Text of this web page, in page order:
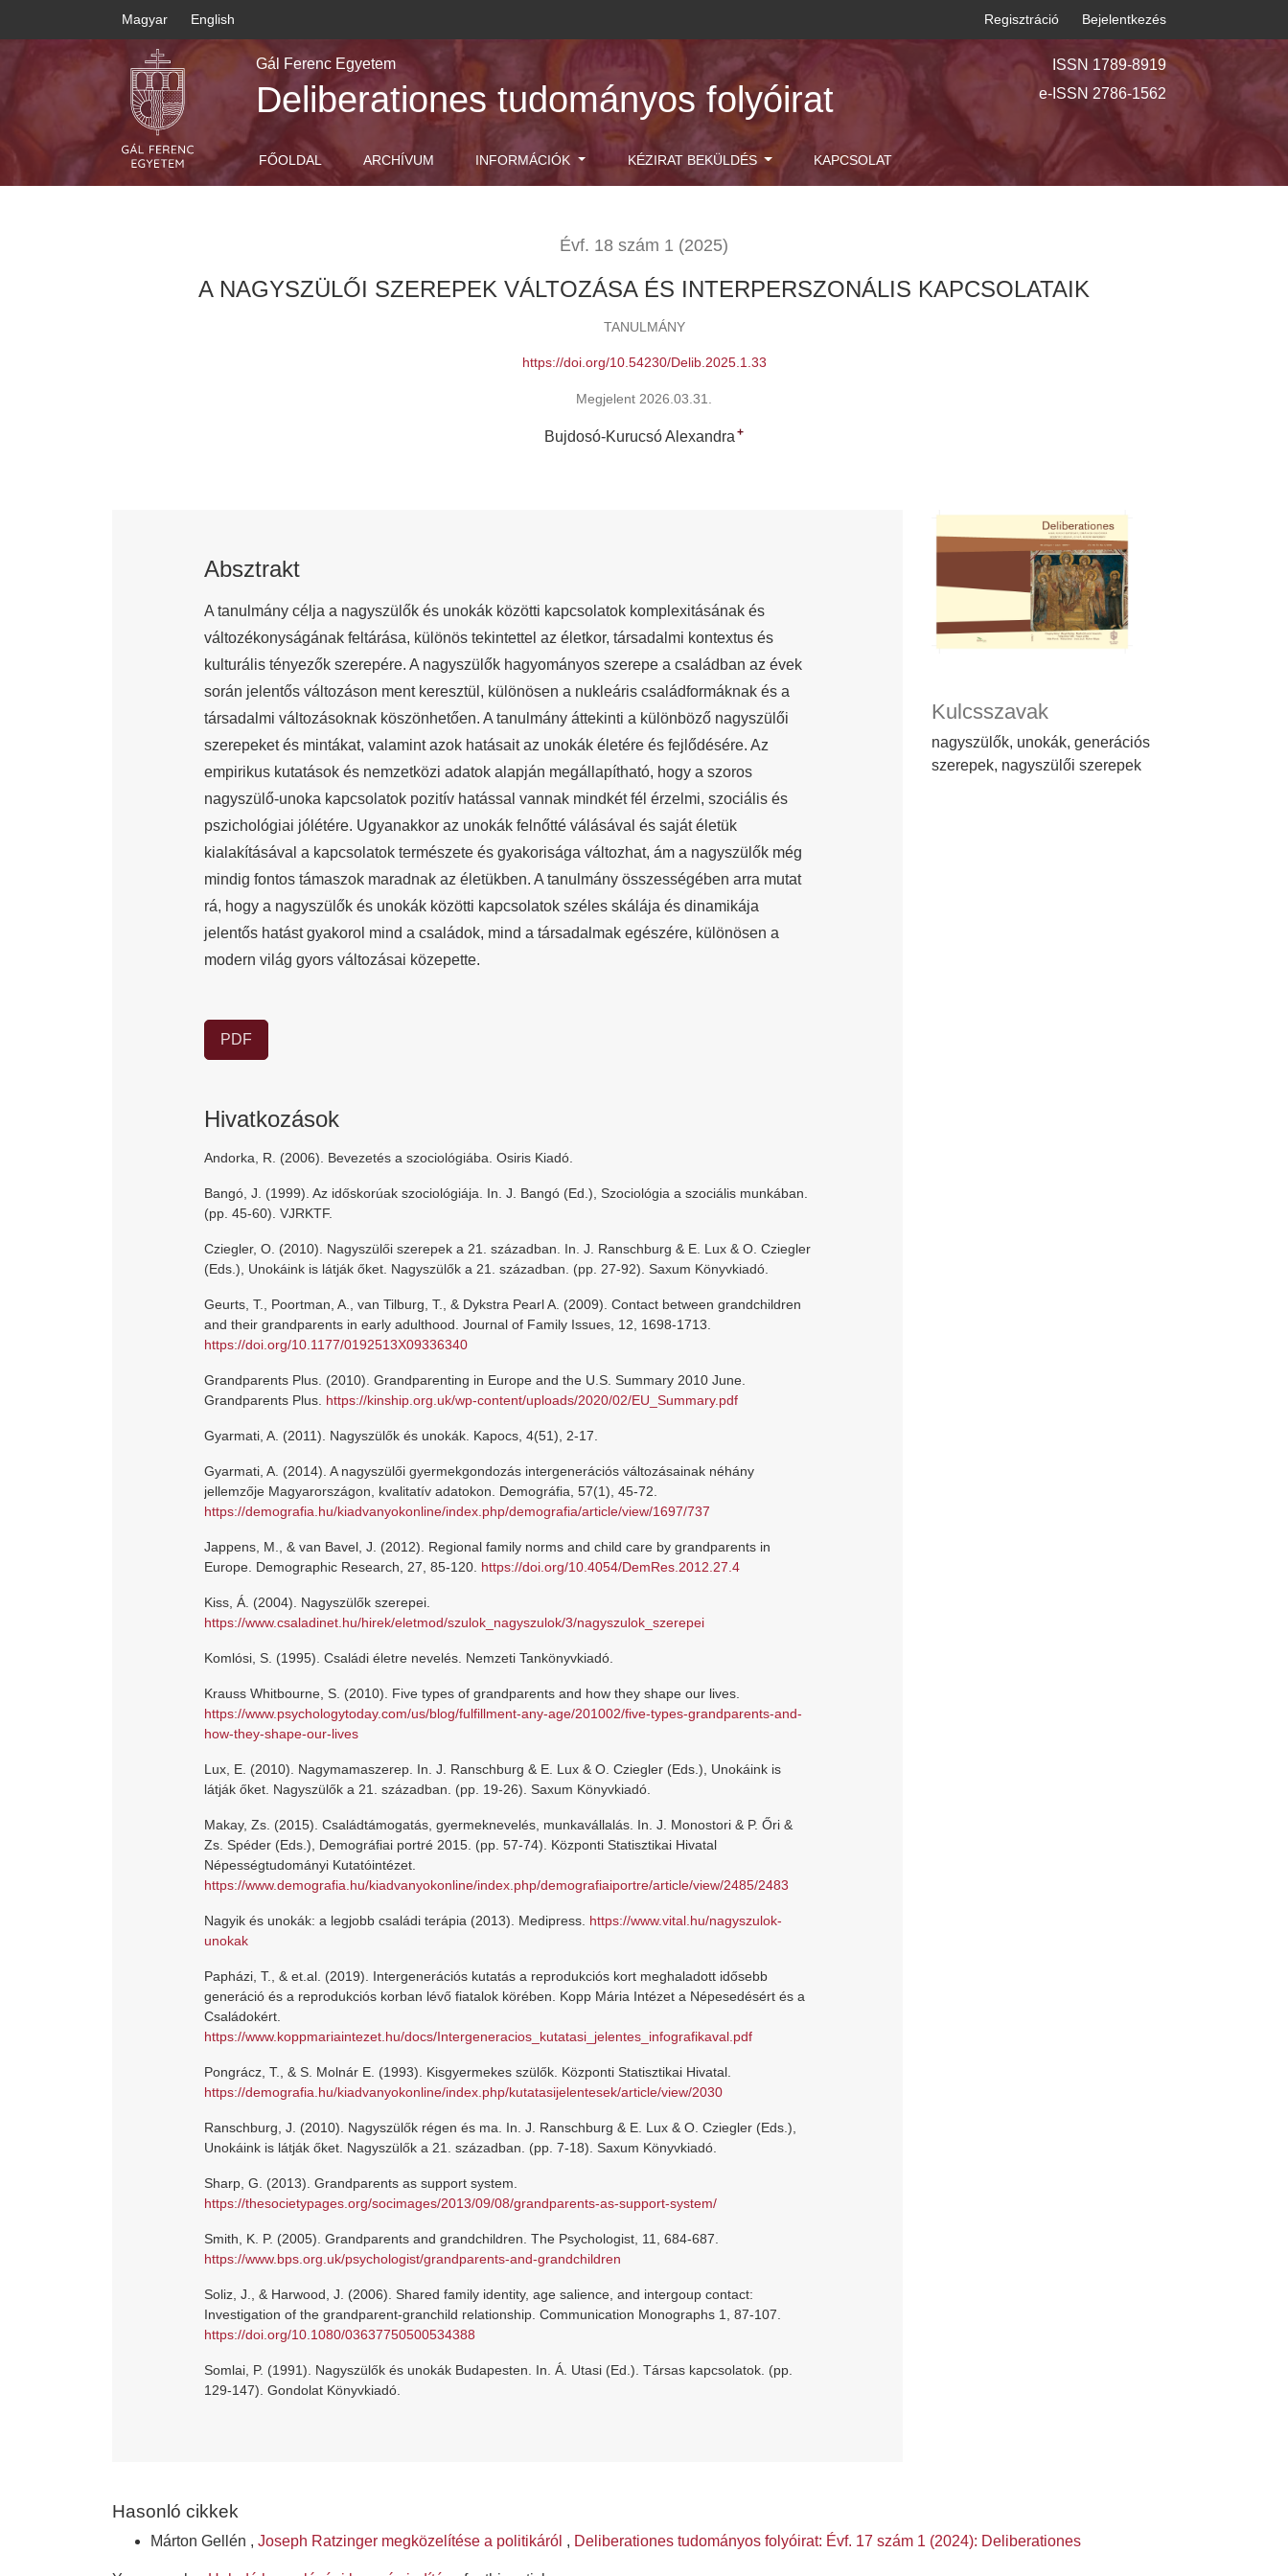
Magyar English Regisztráció Bejelentkezés
Gál Ferenc Egyetem
Deliberationes tudományos folyóirat
FŐOLDAL ARCHÍVUM INFORMÁCIÓK KÉZIRAT BEKÜLDÉS KAPCSOLAT
ISSN 1789-8919
e-ISSN 2786-1562
Évf. 18 szám 1 (2025)
A NAGYSZÜLŐI SZEREPEK VÁLTOZÁSA ÉS INTERPERSZONÁLIS KAPCSOLATAIK
TANULMÁNY
https://doi.org/10.54230/Delib.2025.1.33
Megjelent 2026.03.31.
Bujdosó-Kurucsó Alexandra +
Kulcsszavak
nagyszülők, unokák, generációs
szerepek, nagyszülői szerepek
Absztrakt
A tanulmány célja a nagyszülők és unokák közötti kapcsolatok komplexitásának és
változékonyságának feltárása, különös tekintettel az életkor, társadalmi kontextus és
kulturális tényezők szerepére. A nagyszülők hagyományos szerepe a családban az évek
során jelentős változáson ment keresztül, különösen a nukleáris családformáknak és a
társadalmi változásoknak köszönhetően. A tanulmány áttekinti a különböző nagyszülői
szerepeket és mintákat, valamint azok hatásait az unokák életére és fejlődésére. Az
empirikus kutatások és nemzetközi adatok alapján megállapítható, hogy a szoros
nagyszülő-unoka kapcsolatok pozitív hatással vannak mindkét fél érzelmi, szociális és
pszichológiai jólétére. Ugyanakkor az unokák felnőtté válásával és saját életük
kialakításával a kapcsolatok természete és gyakorisága változhat, ám a nagyszülők még
mindig fontos támaszok maradnak az életükben. A tanulmány összességében arra mutat
rá, hogy a nagyszülők és unokák közötti kapcsolatok széles skálája és dinamikája
jelentős hatást gyakorol mind a családok, mind a társadalmak egészére, különösen a
modern világ gyors változásai közepette.
PDF
Hivatkozások
Andorka, R. (2006). Bevezetés a szociológiába. Osiris Kiadó.
Bangó, J. (1999). Az időskorúak szociológiája. In. J. Bangó (Ed.), Szociológia a szociális munkában.
(pp. 45-60). VJRKTF.
Cziegler, O. (2010). Nagyszülői szerepek a 21. században. In. J. Ranschburg & E. Lux & O. Cziegler
(Eds.), Unokáink is látják őket. Nagyszülők a 21. században. (pp. 27-92). Saxum Könyvkiadó.
Geurts, T., Poortman, A., van Tilburg, T., & Dykstra Pearl A. (2009). Contact between grandchildren
and their grandparents in early adulthood. Journal of Family Issues, 12, 1698-1713.
https://doi.org/10.1177/0192513X09336340
Grandparents Plus. (2010). Grandparenting in Europe and the U.S. Summary 2010 June.
Grandparents Plus. https://kinship.org.uk/wp-content/uploads/2020/02/EU_Summary.pdf
Gyarmati, A. (2011). Nagyszülők és unokák. Kapocs, 4(51), 2-17.
Gyarmati, A. (2014). A nagyszülői gyermekgondozás intergenerációs változásainak néhány
jellemzője Magyarországon, kvalitatív adatokon. Demográfia, 57(1), 45-72.
https://demografia.hu/kiadvanyokonline/index.php/demografia/article/view/1697/737
Jappens, M., & van Bavel, J. (2012). Regional family norms and child care by grandparents in
Europe. Demographic Research, 27, 85-120. https://doi.org/10.4054/DemRes.2012.27.4
Kiss, Á. (2004). Nagyszülők szerepei.
https://www.csaladinet.hu/hirek/eletmod/szulok_nagyszulok/3/nagyszulok_szerepei
Komlósi, S. (1995). Családi életre nevelés. Nemzeti Tankönyvkiadó.
Krauss Whitbourne, S. (2010). Five types of grandparents and how they shape our lives.
https://www.psychologytoday.com/us/blog/fulfillment-any-age/201002/five-types-grandparents-and-
how-they-shape-our-lives
Lux, E. (2010). Nagymamaszerep. In. J. Ranschburg & E. Lux & O. Cziegler (Eds.), Unokáink is
látják őket. Nagyszülők a 21. században. (pp. 19-26). Saxum Könyvkiadó.
Makay, Zs. (2015). Családtámogatás, gyermeknevelés, munkavállalás. In. J. Monostori & P. Őri &
Zs. Spéder (Eds.), Demográfiai portré 2015. (pp. 57-74). Központi Statisztikai Hivatal
Népességtudományi Kutatóintézet.
https://www.demografia.hu/kiadvanyokonline/index.php/demografiaiportre/article/view/2485/2483
Nagyik és unokák: a legjobb családi terápia (2013). Medipress. https://www.vital.hu/nagyszulok-
unokak
Papházi, T., & et.al. (2019). Intergenerációs kutatás a reprodukciós kort meghaladott idősebb
generáció és a reprodukciós korban lévő fiatalok körében. Kopp Mária Intézet a Népesedésért és a
Családokért.
https://www.koppmariaintezet.hu/docs/Intergeneracios_kutatasi_jelentes_infografikaval.pdf
Pongrácz, T., & S. Molnár E. (1993). Kisgyermekes szülők. Központi Statisztikai Hivatal.
https://demografia.hu/kiadvanyokonline/index.php/kutatasijelentesek/article/view/2030
Ranschburg, J. (2010). Nagyszülők régen és ma. In. J. Ranschburg & E. Lux & O. Cziegler (Eds.),
Unokáink is látják őket. Nagyszülők a 21. században. (pp. 7-18). Saxum Könyvkiadó.
Sharp, G. (2013). Grandparents as support system.
https://thesocietypages.org/socimages/2013/09/08/grandparents-as-support-system/
Smith, K. P. (2005). Grandparents and grandchildren. The Psychologist, 11, 684-687.
https://www.bps.org.uk/psychologist/grandparents-and-grandchildren
Soliz, J., & Harwood, J. (2006). Shared family identity, age salience, and intergoup contact:
Investigation of the grandparent-granchild relationship. Communication Monographs 1, 87-107.
https://doi.org/10.1080/03637750500534388
Somlai, P. (1991). Nagyszülők és unokák Budapesten. In. Á. Utasi (Ed.). Társas kapcsolatok. (pp.
129-147). Gondolat Könyvkiadó.
Hasonló cikkek
Márton Gellén , Joseph Ratzinger megközelítése a politikáról , Deliberationes tudományos folyóirat: Évf. 17 szám 1 (2024): Deliberationes